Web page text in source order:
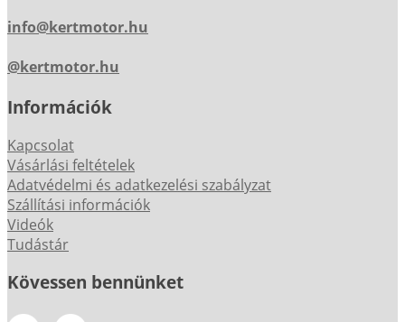
info@kertmotor.hu
@kertmotor.hu
Információk
Kapcsolat
Vásárlási feltételek
Adatvédelmi és adatkezelési szabályzat
Szállítási információk
Videók
Tudástár
Kövessen bennünket